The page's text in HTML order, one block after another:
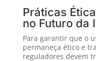
Práticas
no Futuro da
Para garantir que o
permaneça ético e
reguladores devem